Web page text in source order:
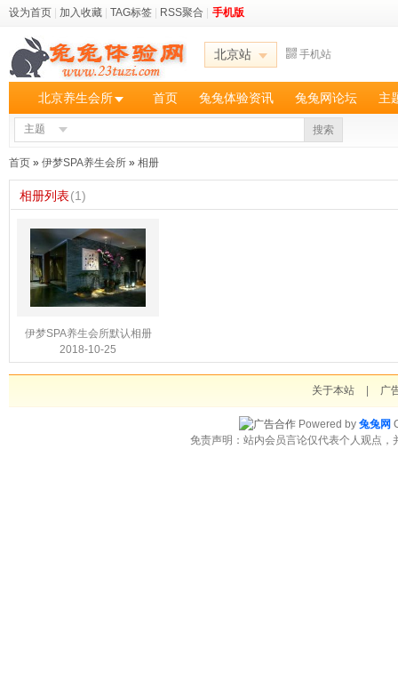
设为首页 加入收藏 TAG标签 RSS聚合 手机版
北京站 手机站
北京养生会所 首页 兔兔体验资讯 兔兔网论坛 主
主题 搜索
首页 » 伊梦SPA养生会所 » 相册
相册列表(1)
伊梦SPA养生会所默认相册
2018-10-25
关于本站 广
Powered by 兔兔网
免责声明：站内会员言论仅代表个人观点